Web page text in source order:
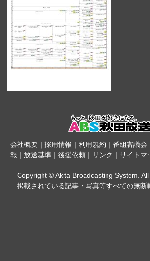
会社概要｜ 採用情報 ｜ 利用規約 ｜ 番組審議会
報 ｜ 放送基準 ｜ 後援依頼 ｜ リンク ｜ サイトマ
Copyright © Akita Broadcasting System.
掲載されている記事・写真等すべての無断